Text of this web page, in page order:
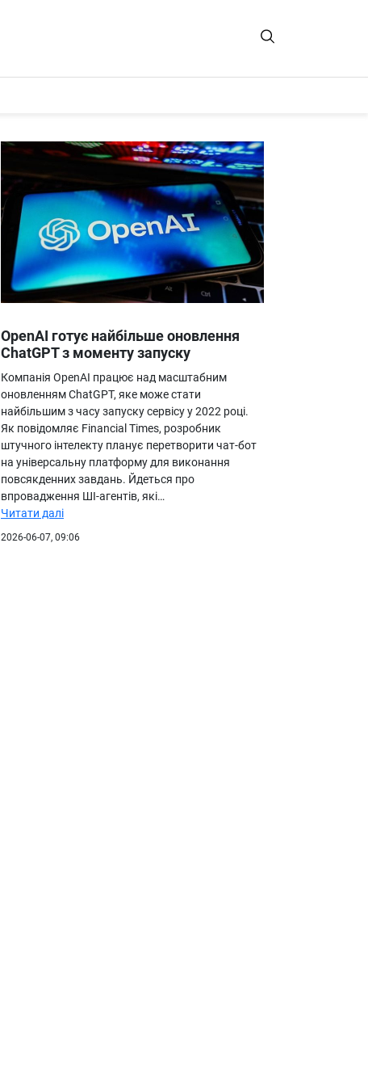
OpenAI готує найбільше оновлення
ChatGPT з моменту запуску
Компанія OpenAI працює над масштабним
оновленням ChatGPT, яке може стати
найбільшим з часу запуску сервісу у 2022 році.
Як повідомляє Financial Times, розробник
штучного інтелекту планує перетворити чат-бот
на універсальну платформу для виконання
повсякденних завдань. Йдеться про
впровадження ШІ-агентів, які…
Читати далі
2026-06-07, 09:06